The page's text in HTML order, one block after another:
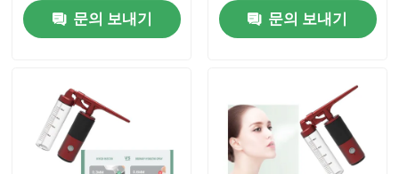
제품
문의 보내기
문의 보내기